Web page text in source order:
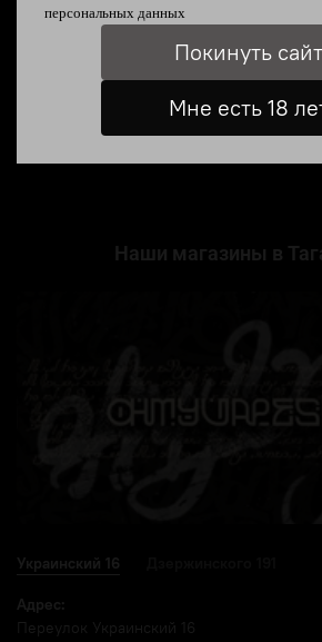
Характеристики
Наши магазины в
Украинский 16
Адрес:
Переулок Украинский 16
персональных данных
Покинуть сайт
Мне есть 18